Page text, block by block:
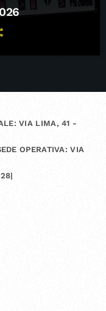
VIA LIMA, 41 -
OPERATIVA: VIA